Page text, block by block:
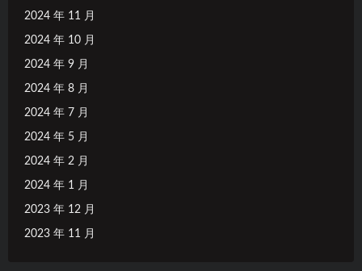
2024 年 11 月
2024 年 10 月
2024 年 9 月
2024 年 8 月
2024 年 7 月
2024 年 5 月
2024 年 2 月
2024 年 1 月
2023 年 12 月
2023 年 11 月